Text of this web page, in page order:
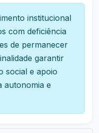
institucional
com deficiência
de permanecer
garantir
social e apoio
autonomia e